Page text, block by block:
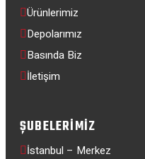
Ürünlerimiz
Depolarımız
Basında Biz
İletişim
ŞUBELERIMIZ
İstanbul – Merkez